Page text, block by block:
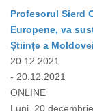
Profesorul Sierd
Europene, va
Științe a Moldovei
20.12.2021
- 20.12.2021
ONLINE
Luni, 20